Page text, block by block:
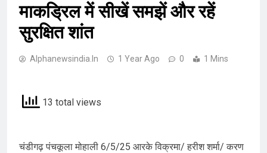
माकड्रिल में सीखें समझें और रहें
सुरक्षित शांत
Alphanewsindia.in 1 Year Ago 0 1 Mins
13 total views
चंडीगढ़ पंचकूला मोहाली 6/5/25 आरके विक्रमा/ हरीश शर्मा/ करण